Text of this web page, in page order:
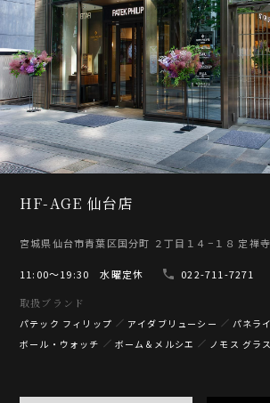
HF-AGE 仙台店
宮城県仙台市青葉区国分町 ２丁目１４−１８ 定禅
11:00〜19:30 水曜定休
022-711-7271
取扱ブランド
パテック フィリップ アイダブリューシー
パネライ
ボール・ウォッチ
ボーム＆メルシエ ノモス グラ